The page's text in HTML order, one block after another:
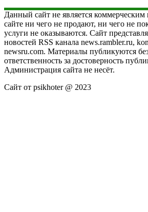
Данный сайт не является
сайте ни чего не продают, ни чего не
услуги не оказываются. Сайт
новостей RSS канала news.rambler.ru,
newsru.com. Материалы публикуются
ответственность за достоверность
Администрация сайта не несёт.
Сайт от psikhoter @ 2023